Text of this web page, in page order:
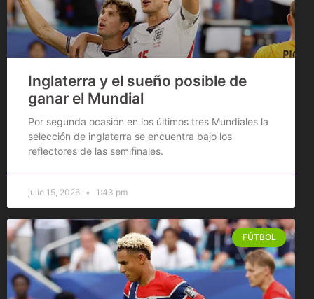
Inglaterra y el sueño posible de
ganar el Mundial
Por segunda ocasión en los últimos tres Mundiales la
selección de inglaterra se encuentra bajo los
reflectores de las semifinales.
julio 15, 2026 1:43 pm
FÚTBOL